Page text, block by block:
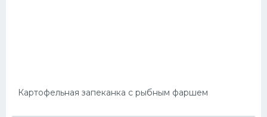
Картофельная запеканка с рыбным фаршем